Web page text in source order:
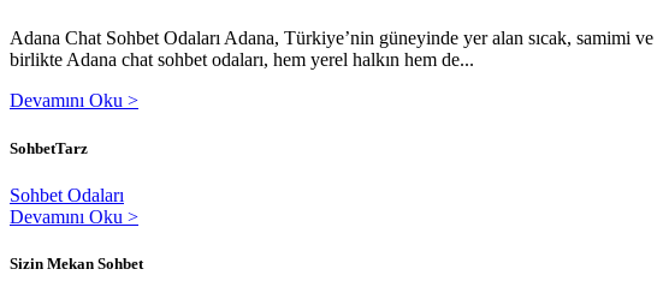
Adana Chat Sohbet Odaları Adana, Türkiye’nin güneyinde yer alan sıcak, samimi
birlikte Adana chat sohbet odaları, hem yerel halkın hem de...
Devamını Oku >
SohbetTarz
Sohbet Odaları
Devamını Oku >
Sizin Mekan Sohbet